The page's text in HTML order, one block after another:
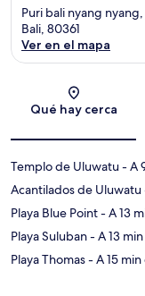
Puri bali nyang
Bali, 80361
Ver en el mapa
Qué hay cerca
Templo de Uluwatu- A
Acantilados de Uluwatu
Playa Blue Point- A 13
Playa Suluban- A 13
Playa Thomas- A 15